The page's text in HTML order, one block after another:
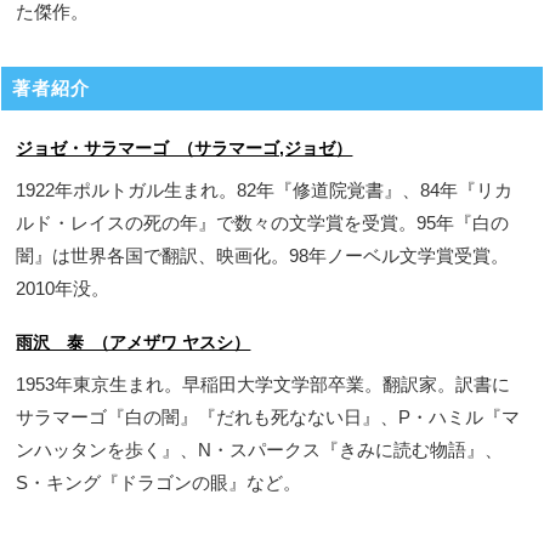
た傑作。
著者紹介
ジョゼ・サラマーゴ （サラマーゴ,ジョゼ）
1922年ポルトガル生まれ。82年『修道院覚書』、84年『リカ
ルド・レイスの死の年』で数々の文学賞を受賞。95年『白の
闇』は世界各国で翻訳、映画化。98年ノーベル文学賞受賞。
2010年没。
雨沢 泰 （アメザワ ヤスシ）
1953年東京生まれ。早稲田大学文学部卒業。翻訳家。訳書に
サラマーゴ『白の闇』『だれも死なない日』、P・ハミル『マ
ンハッタンを歩く』、N・スパークス『きみに読む物語』、
S・キング『ドラゴンの眼』など。